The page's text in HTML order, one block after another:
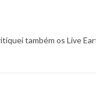
também os Live